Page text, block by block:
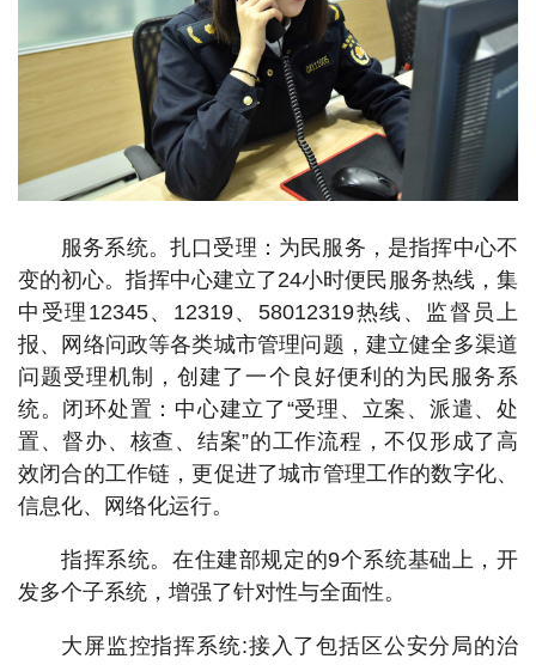
服务系统。扎口受理：为民服务，是指挥中心不
变的初心。指挥中心建立了24小时便民服务热线，集
中受理12345、12319、58012319热线、监督员上
报、网络问政等各类城市管理问题，建立健全多渠道
问题受理机制，创建了一个良好便利的为民服务系
统。闭环处置：中心建立了“受理、立案、派遣、处
置、督办、核查、结案”的工作流程，不仅形成了高
效闭合的工作链，更促进了城市管理工作的数字化、
信息化、网络化运行。
指挥系统。在住建部规定的9个系统基础上，开
发多个子系统，增强了针对性与全面性。
大屏监控指挥系统:接入了包括区公安分局的治